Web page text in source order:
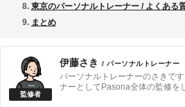
東京のパーソナルトレーナー / よくある
まとめ
伊藤さき / パーソナルトレーナー
パーソナルトレーナーのさきで
ナーとしてPasona全体の監修を